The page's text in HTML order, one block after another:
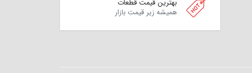
بهترین قیمت قطعات
همیشه زیر قیمت بازار